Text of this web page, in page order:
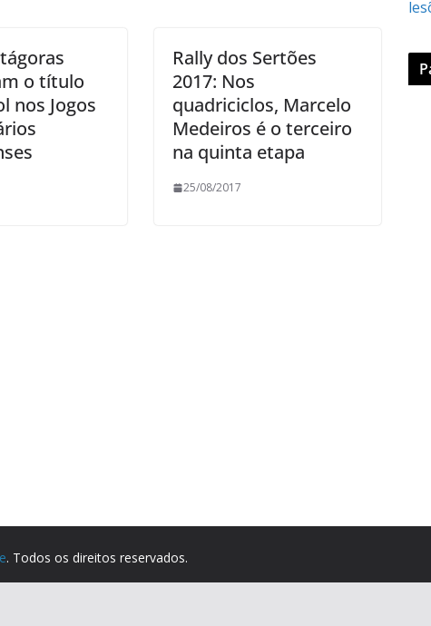
o título
nos Jogos
Rally dos Sertões
2017: Nos
quadriciclos, Marcelo
Medeiros é o terceiro
na quinta etapa
25/08/2017
. Todos os direitos reservados.